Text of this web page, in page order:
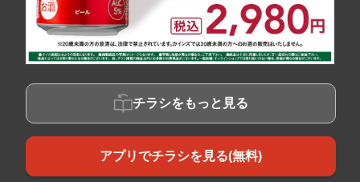
チラシをもっと見る
アプリでチラシを見る(無料)